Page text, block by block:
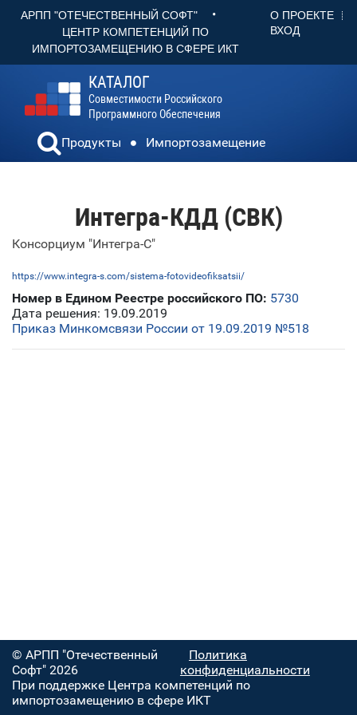
АРПП "ОТЕЧЕСТВЕННЫЙ СОФТ" •
ЦЕНТР КОМПЕТЕНЦИЙ ПО
ИМПОРТОЗАМЕЩЕНИЮ В СФЕРЕ ИКТ
О ПРОЕКТЕ
ВХОД
КАТАЛОГ
Совместимости Российского
Программного Обеспечения
Продукты Импортозамещение
Интегра-КДД (СВК)
Консорциум "Интегра-С"
https://www.integra-s.com/sistema-fotovideofiksatsii/
Номер в Едином Реестре российского ПО: 5730
Дата решения: 19.09.2019
Приказ Минкомсвязи России от 19.09.2019 №518
© АРПП "Отечественный
Софт" 2026
Политика
конфиденциальности
При поддержке Центра компетенций по
импортозамещению в сфере ИКТ